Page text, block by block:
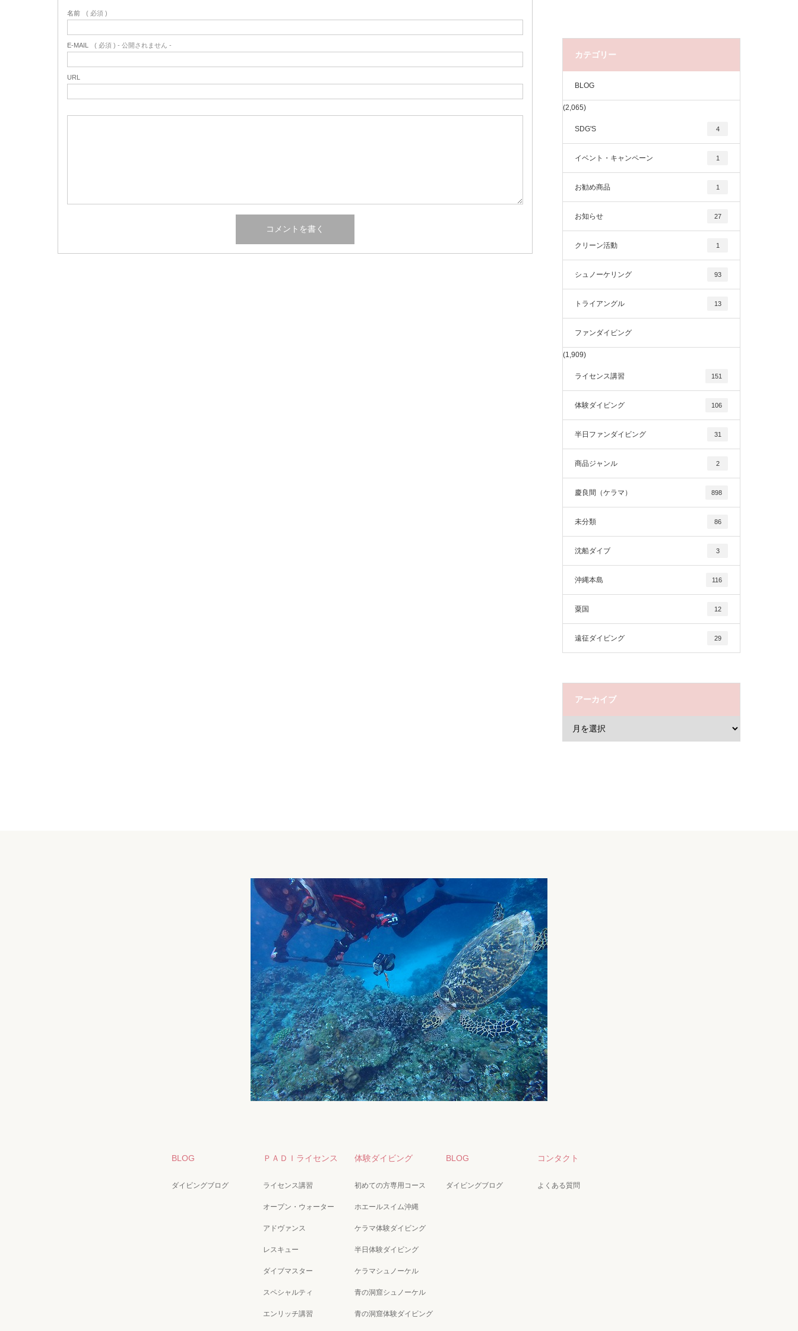
名前 ( 必須 )
E-MAIL ( 必須 ) - 公開されません -
URL
カテゴリー
BLOG
(2,065)
SDG'S 4
イベント・キャンペーン 1
お勧め商品 1
お知らせ 27
クリーン活動 1
シュノーケリング 93
トライアングル 13
ファンダイビング
(1,909)
ライセンス講習 151
体験ダイビング 106
半日ファンダイビング 31
商品ジャンル 2
慶良間（ケラマ） 898
未分類 86
沈船ダイブ 3
沖縄本島 116
粟国 12
遠征ダイビング 29
アーカイブ
BLOG
ダイビングブログ
ＰＡＤＩライセンス
ライセンス講習
オープン・ウォーター
アドヴァンス
レスキュー
ダイブマスター
スペシャルティ
エンリッチ講習
体験ダイビング
初めての方専用コース
ホエールスイム沖縄
ケラマ体験ダイビング
半日体験ダイビング
ケラマシュノーケル
青の洞窟シュノーケル
青の洞窟体験ダイビング
BLOG
ダイビングブログ
コンタクト
よくある質問